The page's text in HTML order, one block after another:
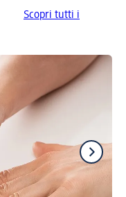
Scopri tutti i